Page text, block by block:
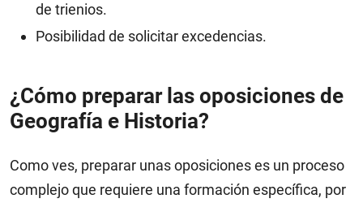
de trienios.
Posibilidad de solicitar excedencias.
¿Cómo preparar las oposiciones de
Geografía e Historia?
Como ves, preparar unas oposiciones es un proceso
complejo que requiere una formación específica, por